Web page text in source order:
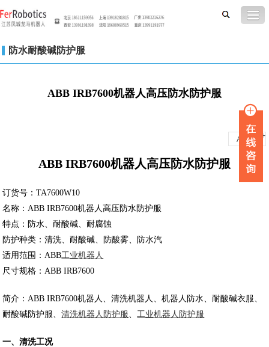
防水耐酸碱防护服
ABB IRB7600机器人高压防水防护服
A A +
ABB IRB7600机器人高压防水防护服
订货号：TA7600W10
名称：ABB IRB7600机器人高压防水防护服
特点：防水、耐酸碱、耐腐蚀
防护种类：清洗、耐酸碱、防酸雾、防水汽
适用范围：ABB工业机器人
尺寸规格：ABB IRB7600
简介：ABB IRB7600机器人、清洗机器人、机器人防水、耐酸碱衣服、
耐酸碱防护服、清洗机器人防护服、工业机器人防护服
一、清洗工况